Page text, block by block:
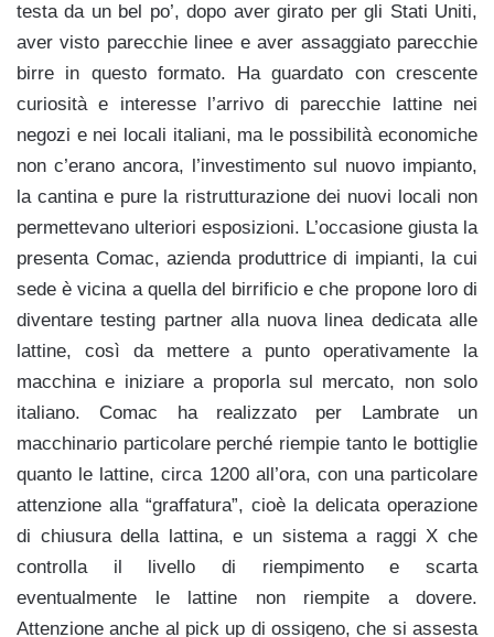
testa da un bel po’, dopo aver girato per gli Stati Uniti,
aver visto parecchie linee e aver assaggiato parecchie
birre in questo formato. Ha guardato con crescente
curiosità e interesse l’arrivo di parecchie lattine nei
negozi e nei locali italiani, ma le possibilità economiche
non c’erano ancora, l’investimento sul nuovo impianto,
la cantina e pure la ristrutturazione dei nuovi locali non
permettevano ulteriori esposizioni. L’occasione giusta la
presenta Comac, azienda produttrice di impianti, la cui
sede è vicina a quella del birrificio e che propone loro di
diventare testing partner alla nuova linea dedicata alle
lattine, così da mettere a punto operativamente la
macchina e iniziare a proporla sul mercato, non solo
italiano. Comac ha realizzato per Lambrate un
macchinario particolare perché riempie tanto le bottiglie
quanto le lattine, circa 1200 all’ora, con una particolare
attenzione alla “graffatura”, cioè la delicata operazione
di chiusura della lattina, e un sistema a raggi X che
controlla il livello di riempimento e scarta
eventualmente le lattine non riempite a dovere.
Attenzione anche al pick up di ossigeno, che si assesta